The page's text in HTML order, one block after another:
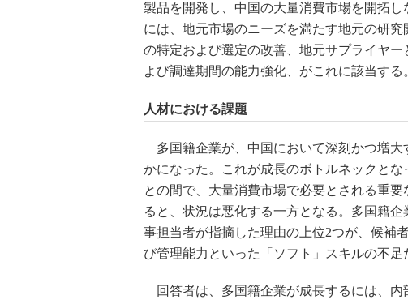
製品を開発し、中国の大量消費市場を開拓
には、地元市場のニーズを満たす地元の研
の特定および選定の改善、地元サプライヤ
よび調達期間の能力強化、がこれに該当する
人材における課題
多国籍企業が、中国において深刻かつ増大
かになった。これが成長のボトルネックと
との間で、大量消費市場で必要とされる重
ると、状況は悪化する一方となる。多国籍
事担当者が指摘した理由の上位2つが、候補
び管理能力といった「ソフト」スキルの不足
回答者は、多国籍企業が成長するには、内